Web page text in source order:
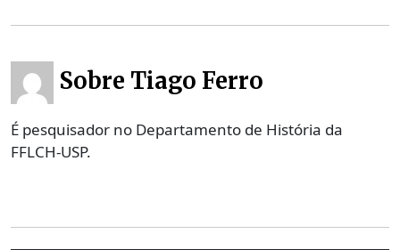
Sobre Tiago Ferro
É pesquisador no Departamento de História da
FFLCH-USP.